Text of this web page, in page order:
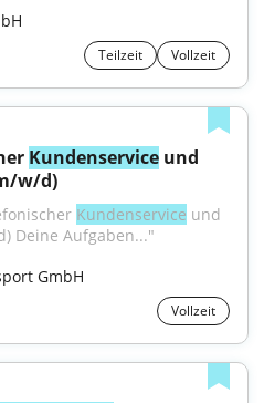
Teilzeit Vollzeit
Kundenservice und
w/d)
Kundenservice und
Deine Aufgaben..."
GmbH
Vollzeit